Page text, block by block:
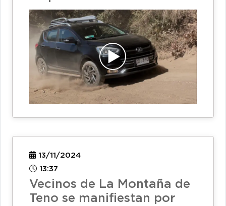
13/11/2024
13:37
Vecinos de La Montaña de
Teno se manifiestan por